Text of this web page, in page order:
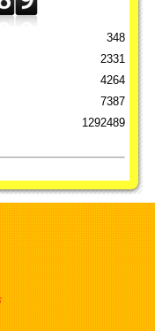
348
2331
4264
7387
1292489